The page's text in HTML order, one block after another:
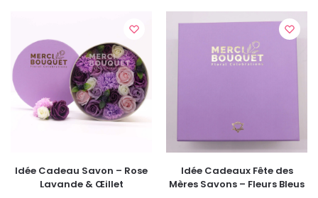
Idée Cadeau Savon – Rose
Lavande & Œillet
Idée Cadeaux Fête des
Mères Savons – Fleurs Bleus